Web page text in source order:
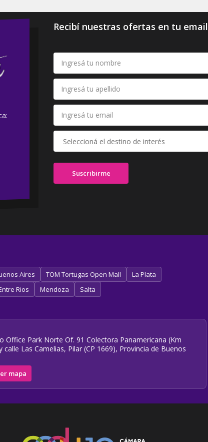
Recibí nuestras ofertas en tu email
Aires TOM Tortugas Open Mall
La Plata
Rios Mendoza Salta
Office Park Norte Of. 91 Colectora Panamericana (Km
calle Las Camelias, Pilar (CP 1669), Provincia de Buenos
mapa